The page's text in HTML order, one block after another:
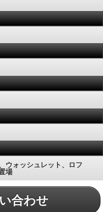
ウォッシュレット、ロフ
場
合わせ